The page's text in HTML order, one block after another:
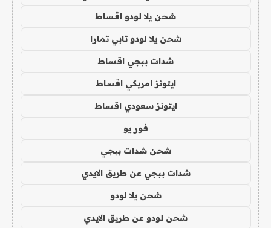
شحن يلا لودو اقساط
شحن يلا لودو تابي تمارا
شدات ببجي اقساط
ايتونز امريكي اقساط
ايتونز سعودي اقساط
فور يو
شحن شدات ببجي
شدات ببجي عن طريق الايدي
شحن يلا لودو
شحن لودو عن طريق الايدي